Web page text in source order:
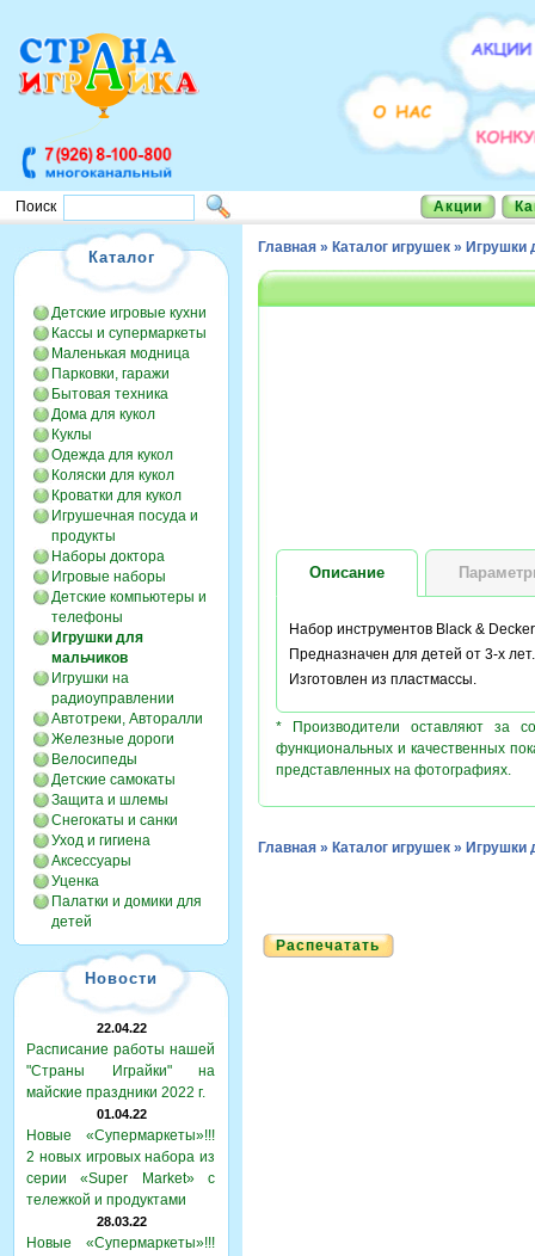
Поиск Акции
Каталог
Детские игровые кухни
Кассы и супермаркеты
Маленькая модница
Парковки, гаражи
Бытовая техника
Дома для кукол
Куклы
Одежда для кукол
Коляски для кукол
Кроватки для кукол
Игрушечная посуда и
продукты
Наборы доктора
Игровые наборы
Детские компьютеры и
телефоны
Игрушки для
мальчиков
Игрушки на
радиоуправлении
Автотреки, Авторалли
Железные дороги
Велосипеды
Детские самокаты
Защита и шлемы
Снегокаты и санки
Уход и гигиена
Аксессуары
Уценка
Палатки и домики для
детей
Новости
22.04.22
Расписание работы нашей
"Страны Играйки" на
майские праздники 2022 г.
01.04.22
Новые «Супермаркеты»!!!
2 новых игровых набора из
серии «Super Market» с
тележкой и продуктами
28.03.22
Новые «Супермаркеты»!!!
Главная » Каталог игрушек » Игрушки
Описание
Набор инструментов Black &
Предназначен для детей от 3-х лет.
Изготовлен из пластмассы.
* Производители оставляют за
функциональных и качественных
представленных на фотографиях.
Главная » Каталог игрушек » Игрушки
Распечатать